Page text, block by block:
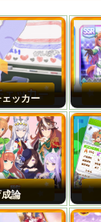
ッカー
論